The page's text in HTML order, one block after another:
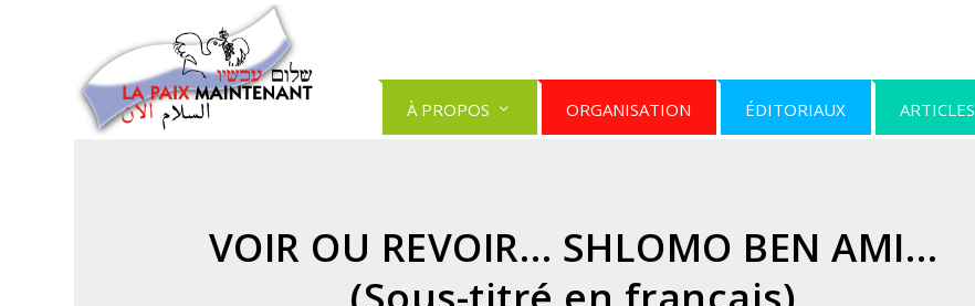
À PROPOS ORGANISATION ÉDITORIAUX ARTICLES
VOIR OU REVOIR… SHLOMO BEN AMI…